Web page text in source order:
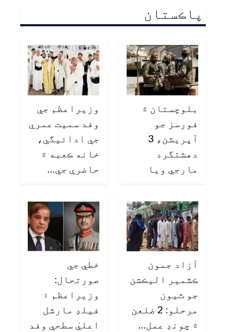
پاڪستان
بلوچستان ۾
فورسز جو
آپريشن، 3
دهشتگرد
مارجي ويا
وزيراعظم جي
وفد سميت عمري
جي ادائيگي،
خانه ڪعبه ۾
حاضري جي…
آزاد جمون
ڪشمير اليڪشن
جو ٽيون
مرحلو: 2 ضلعن
۾ چونڊ عمل…
خطي جي
صورتحال:
وزيراعظم ۽
فيلڊ مارشل
اعليٰ سطحي وفد